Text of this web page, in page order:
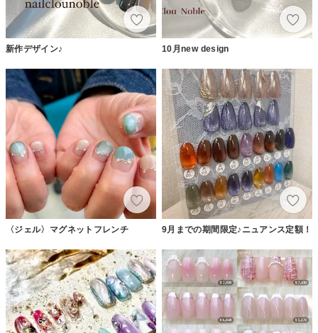
新作デザイン♪ 10月new design
〈ジェル〉マグネットフレンチ 9月までの期間限定♪ニュアンス定額！